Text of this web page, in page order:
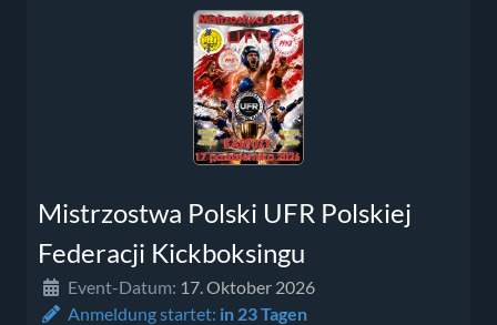
Mistrzostwa Polski UFR Polskiej
Federacji Kickboksingu
Event-Datum: 17. Oktober 2026
Anmeldung startet: in 23 Tagen